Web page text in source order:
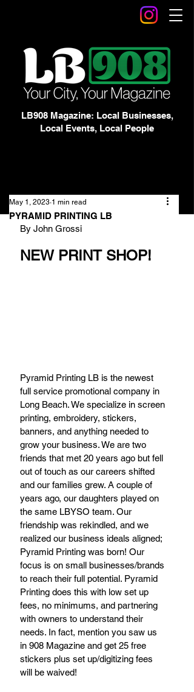
LB908 Magazine: Local Businesses,
Local Events, Local People
PYRAMID PRINTING LB
May 1, 2023 1 min read
By John Grossi
NEW PRINT SHOP!
Pyramid Printing LB is the newest
full service promotional company in
Long Beach. We specialize in screen
printing, embroidery, stickers,
banners, and anything needed to
grow your business. We are two
friends that met 20 years ago but fell
out of touch as our careers shifted
and our families grew. A couple of
years ago, our daughters played on
the same LBYSO team. Our
friendship was rekindled, and we
realized our business ideals aligned;
Pyramid Printing was born! Our
focus is on small businesses/brands
to reach their full potential. Pyramid
Printing does this with low set up
fees, no minimums, and partnering
with owners to understand their
needs. In fact, mention you saw us
in 908 Magazine and get 25 free
stickers plus set up/digitizing fees
will be waived!